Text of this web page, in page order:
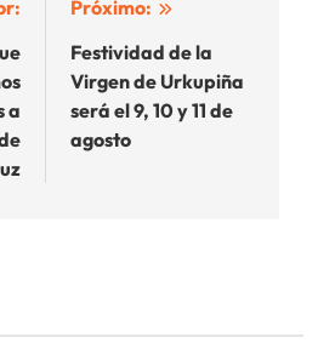
a
Próximo:
Festividad de la
Virgen de Urkupiña
será el 9, 10 y 11 de
agosto